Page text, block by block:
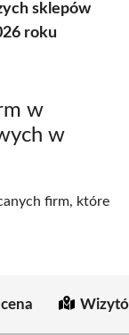
sklepów
roku
w
w
firm, które